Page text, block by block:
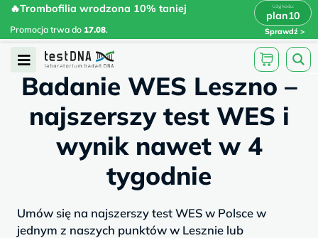
Skip
content
🔥Trombofilia wrodzona 10% taniej
Promocja trwa do 17.08.
plan10
Sprawdź
🔥Trombofilia wrodzona 10% taniej
plan10 x
Open
Menu
testdna.pl
Badanie WES Leszno –
najszerszy test WES i
wynik nawet w 4
tygodnie
Umów się na najszerszy test WES w Polsce w
jednym z naszych punktów w Lesznie lub